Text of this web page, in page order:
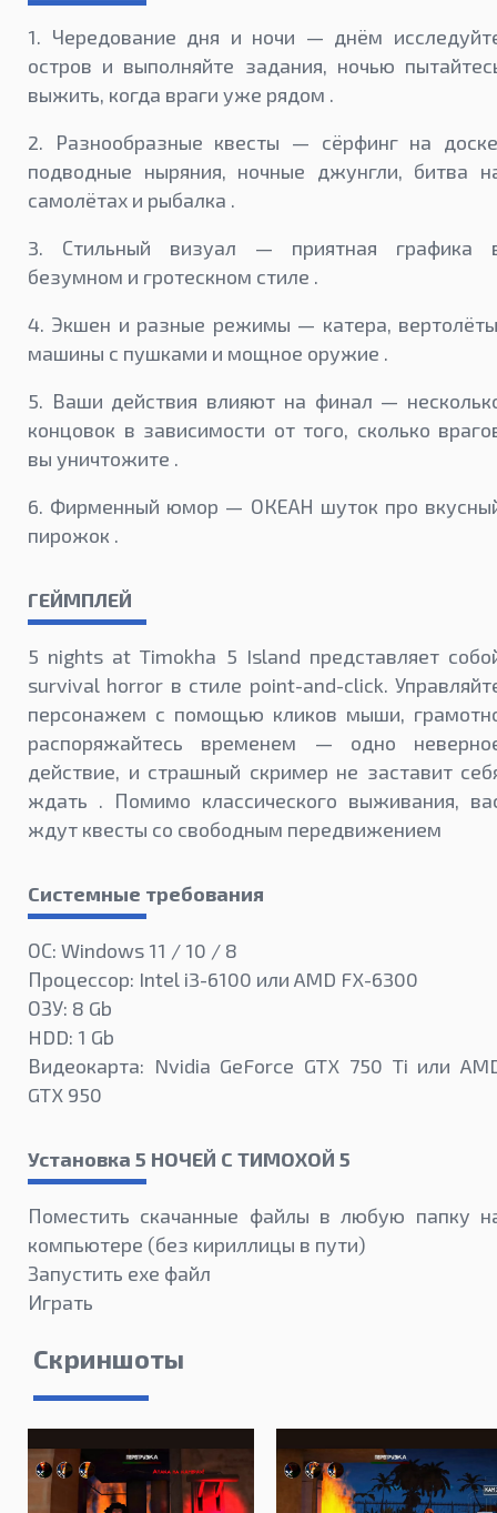
1. Чередование дня и ночи — днём
остров и выполняйте задания, ночью
выжить, когда враги уже рядом .
2. Разнообразные квесты — сёрфинг на
подводные ныряния, ночные джунгли, битва
самолётах и рыбалка .
3. Стильный визуал — приятная графика
безумном и гротескном стиле .
4. Экшен и разные режимы — катера,
машины с пушками и мощное оружие .
5. Ваши действия влияют на финал —
концовок в зависимости от того, сколько
вы уничтожите .
6. Фирменный юмор — ОКЕАН шуток про
пирожок .
ГЕЙМПЛЕЙ
5 nights at Timokha 5 Island представляет
survival horror в стиле point-and-click.
персонажем с помощью кликов мыши,
распоряжайтесь временем — одно
действие, и страшный скример не заставит
ждать . Помимо классического выживания,
ждут квесты со свободным передвижением
Системные требования
ОС: Windows 11 / 10 / 8
Процессор: Intel i3-6100 или AMD FX-6300
ОЗУ: 8 Gb
HDD: 1 Gb
Видеокарта: Nvidia GeForce GTX 750 Ti или
GTX 950
Установка 5 НОЧЕЙ С ТИМОХОЙ 5
Поместить скачанные файлы в любую папку
компьютере (без кириллицы в пути)
Запустить exe файл
Играть
Скриншоты